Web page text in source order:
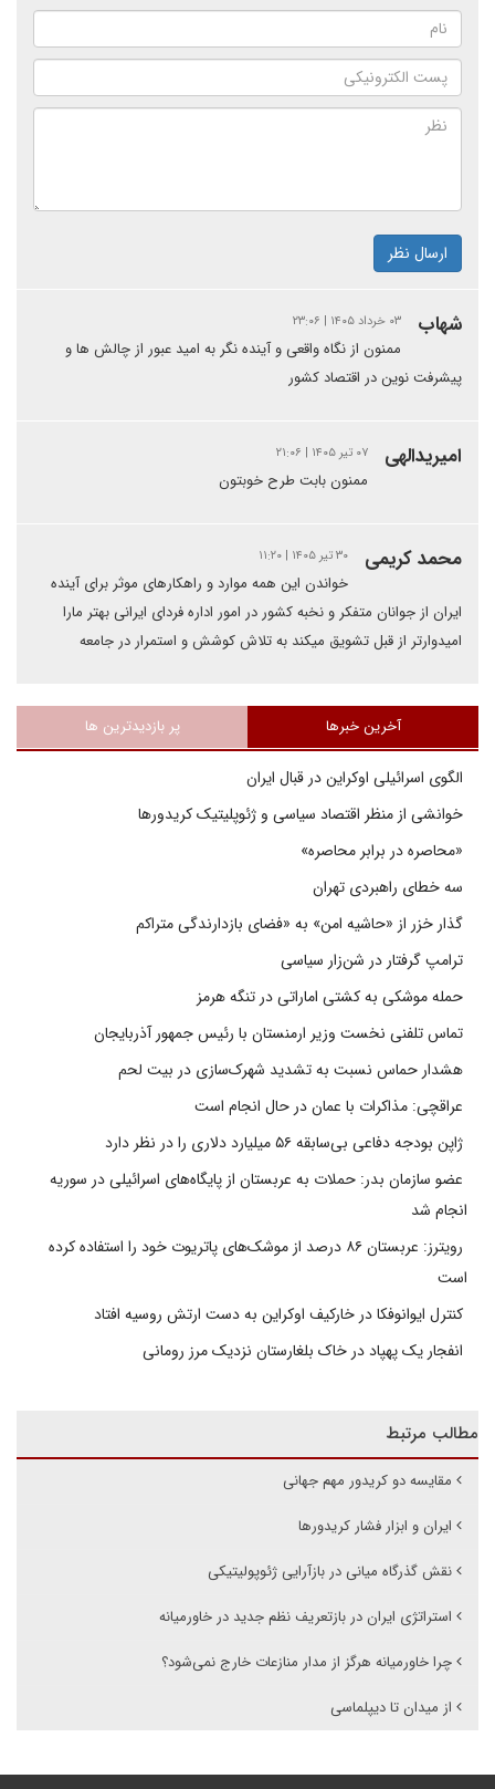
ارسال نظر
شهاب ۰۳ خرداد ۱۴۰۵ | ۲۳:۰۶
ممنون از نگاه واقعی و آینده نگر به امید عبور از چالش ها و
پیشرفت نوین در اقتصاد کشور
امیریدالهی ۰۷ تیر ۱۴۰۵ | ۲۱:۰۶
ممنون بابت طرح خوبتون
محمد کریمی ۳۰ تیر ۱۴۰۵ | ۱۱:۲۰
خواندن این همه موارد و راهکارهای موثر برای آینده
ایران از جوانان متفکر و نخبه کشور در امور اداره فردای ایرانی بهتر مارا
امیدوارتر از قبل تشویق میکند به تلاش کوشش و استمرار در جامعه
آخرین خبرها پر بازدیدترین ها
الگوی اسرائیلی اوکراین در قبال ایران
خوانشی از منظر اقتصاد سیاسی و ژئوپلیتیک کریدورها
«محاصره در برابر محاصره»
سه خطای راهبردی تهران
گذار خزر از «حاشیه امن» به «فضای بازدارندگی متراکم
ترامپ گرفتار در شن‌زار سیاسی
حمله موشکی به کشتی اماراتی در تنگه هرمز
تماس تلفنی نخست وزیر ارمنستان با رئیس جمهور آذربایجان
هشدار حماس نسبت به تشدید شهرک‌سازی در بیت‌ لحم
عراقچی: مذاکرات با عمان در حال انجام است
ژاپن بودجه دفاعی بی‌سابقه ۵۶ میلیارد دلاری را در نظر دارد
عضو سازمان بدر: حملات به عربستان از پایگاه‌های اسرائیلی در سوریه
انجام شد
رویترز: عربستان ۸۶ درصد از موشک‌های پاتریوت خود را استفاده کرده
است
کنترل ایوانوفکا در خارکیف اوکراین به دست ارتش روسیه افتاد
انفجار یک پهپاد در خاک بلغارستان نزدیک مرز رومانی
مطالب مرتبط
مقایسه دو کریدور مهم جهانی
ایران و ابزار فشار کریدورها
نقش گذرگاه میانی در بازآرایی ژئوپولیتیکی
استراتژی ایران در بازتعریف نظم جدید در خاورمیانه
چرا خاورمیانه هرگز از مدار منازعات خارج نمی‌شود؟
از میدان تا دیپلماسی